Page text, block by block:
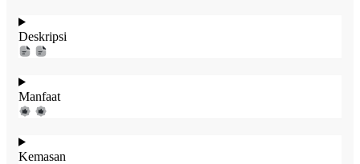
Deskripsi
Manfaat
Kemasan